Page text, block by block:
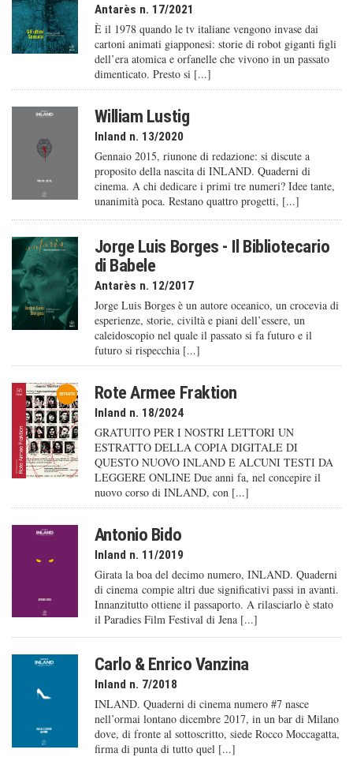
Antarès n. 17/2021
È il 1978 quando le tv italiane vengono invase dai
cartoni animati giapponesi: storie di robot giganti figli
dell’era atomica e orfanelle che vivono in un passato
dimenticato. Presto si [...]
William Lustig
Inland n. 13/2020
Gennaio 2015, riunone di redazione: si discute a
proposito della nascita di INLAND. Quaderni di
cinema. A chi dedicare i primi tre numeri? Idee tante,
unanimità poca. Restano quattro progetti, [...]
Jorge Luis Borges - Il Bibliotecario
di Babele
Antarès n. 12/2017
Jorge Luis Borges è un autore oceanico, un crocevia di
esperienze, storie, civiltà e piani dell’essere, un
caleido­scopio nel quale il passato si fa futuro e il
futuro si rispecchia [...]
Rote Armee Fraktion
Inland n. 18/2024
GRATUITO PER I NOSTRI LETTORI UN
ESTRATTO DELLA COPIA DIGITALE DI
QUESTO NUOVO INLAND E ALCUNI TESTI DA
LEGGERE ONLINE Due anni fa, nel concepire il
nuovo corso di INLAND, con [...]
Antonio Bido
Inland n. 11/2019
Girata la boa del decimo numero, INLAND. Quaderni
di cinema compie altri due significativi passi in avanti.
Innanzitutto ottiene il passaporto. A rilasciarlo è stato
il Paradies Film Festival di Jena [...]
Carlo & Enrico Vanzina
Inland n. 7/2018
INLAND. Quaderni di cinema numero #7 nasce
nell’ormai lontano dicembre 2017, in un bar di Milano
dove, di fronte al sottoscritto, siede Rocco Moccagatta,
firma di punta di tutto quel [...]